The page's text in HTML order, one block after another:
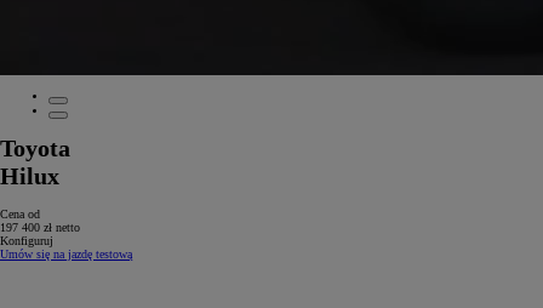
Toyota
Hilux
Cena od
197 400 zł netto
Konfiguruj
Umów się na jazdę testową